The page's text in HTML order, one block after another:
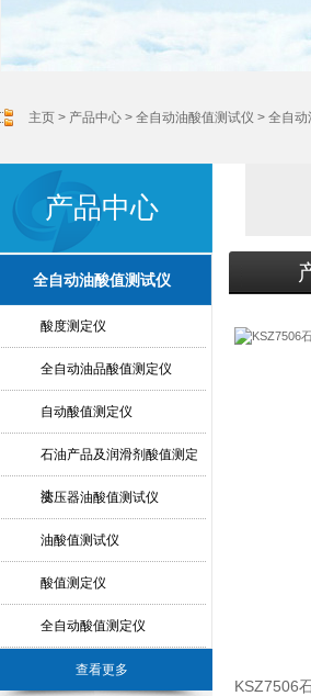
主页 > 产品中心 > 全自动油酸值测试仪 > 全自动
产品中心
全自动油酸值测试仪
酸度测定仪
全自动油品酸值测定仪
自动酸值测定仪
石油产品及润滑剂酸值测定
法
变压器油酸值测试仪
油酸值测试仪
酸值测定仪
全自动酸值测定仪
查看更多
KSZ7506